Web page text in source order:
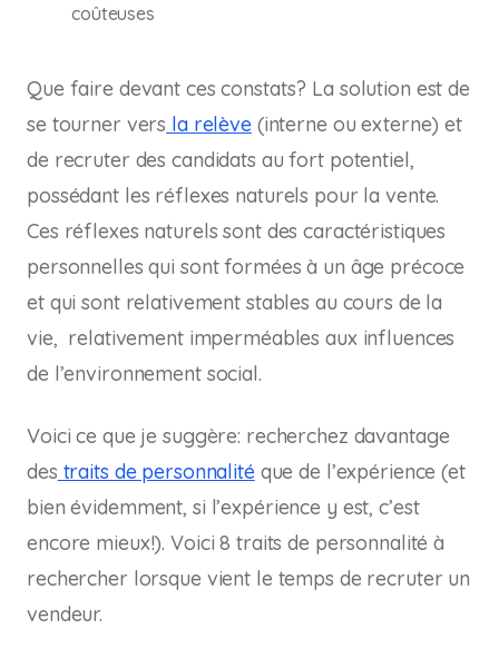
coûteuses
Que faire devant ces constats? La solution est de
se tourner vers la relève(interne ou externe) et
de recruter des candidats au fort potentiel,
possédant les réflexes naturels pour la vente.
Ces réflexes naturels sont des caractéristiques
personnelles qui sont formées à un âge précoce
et qui sont relativement stables au cours de la
vie, relativement imperméables aux influences
de l’environnement social.
Voici ce que je suggère: recherchez davantage
des traits de personnalitéque de l’expérience (et
bien évidemment, si l’expérience y est, c’est
encore mieux!). Voici 8 traits de personnalité à
rechercher lorsque vient le temps de recruter un
vendeur.